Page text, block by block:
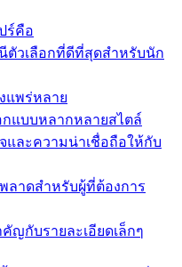
ร์คือ
ตัวเลือกที่ดีที่สุดสำหรับนัก
แพร่หลาย
แบบหลากหลายสไตล์
และความน่าเชื่อถือให้กับ
ลาดสำหรับผู้ที่ต้องการ
ญกับรายละเอียดเล็กๆ